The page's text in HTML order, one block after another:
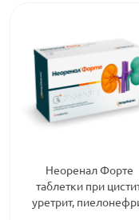
Неоренал Форте
таблетки при
уретрит,